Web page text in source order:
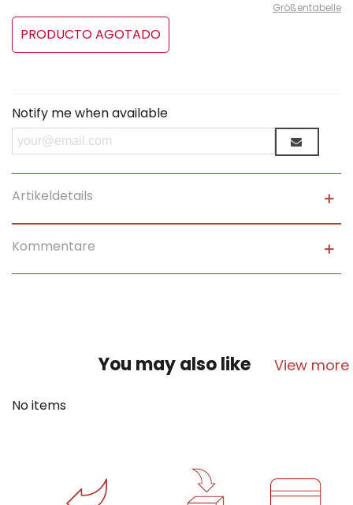
Größentabelle
PRODUCTO AGOTADO
Notify me when available
Artikeldetails
Kommentare
You may also like View more
No items